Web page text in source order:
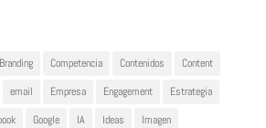
Branding Competencia Contenidos
Content
email Empresa Engagement
Estrategia
Google IA Ideas
Imagen